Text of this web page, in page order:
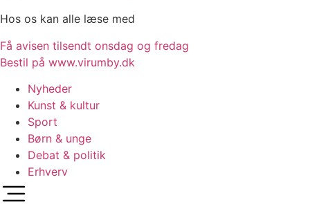
Hos os kan alle læse med
Få avisen tilsendt onsdag og fredag
Bestil på www.virumby.dk
Nyheder
Kunst & kultur
Sport
Børn & unge
Debat & politik
Erhverv